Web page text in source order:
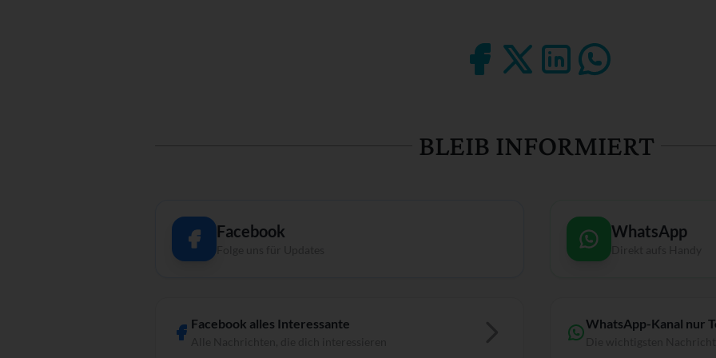
BLEIB INFORMIERT
Facebook
Folge uns für Updates
Facebook alles Interessante
WhatsApp
Direkt aufs Handy
WhatsApp-Kanal nur